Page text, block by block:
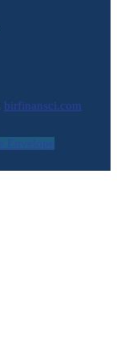
birfinansci.com
Envelope